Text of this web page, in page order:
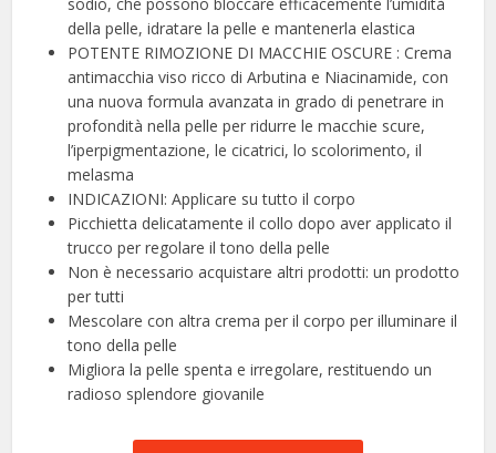
della pelle, idratare la pelle e mantenerla elastica
POTENTE RIMOZIONE DI MACCHIE OSCURE : Crema
antimacchia viso ricco di Arbutina e Niacinamide, con
una nuova formula avanzata in grado di penetrare in
profondità nella pelle per ridurre le macchie scure,
l’iperpigmentazione, le cicatrici, lo scolorimento, il
melasma
INDICAZIONI: Applicare su tutto il corpo
Picchietta delicatamente il collo dopo aver applicato il
trucco per regolare il tono della pelle
Non è necessario acquistare altri prodotti: un prodotto
per tutti
Mescolare con altra crema per il corpo per illuminare il
tono della pelle
Migliora la pelle spenta e irregolare, restituendo un
radioso splendore giovanile